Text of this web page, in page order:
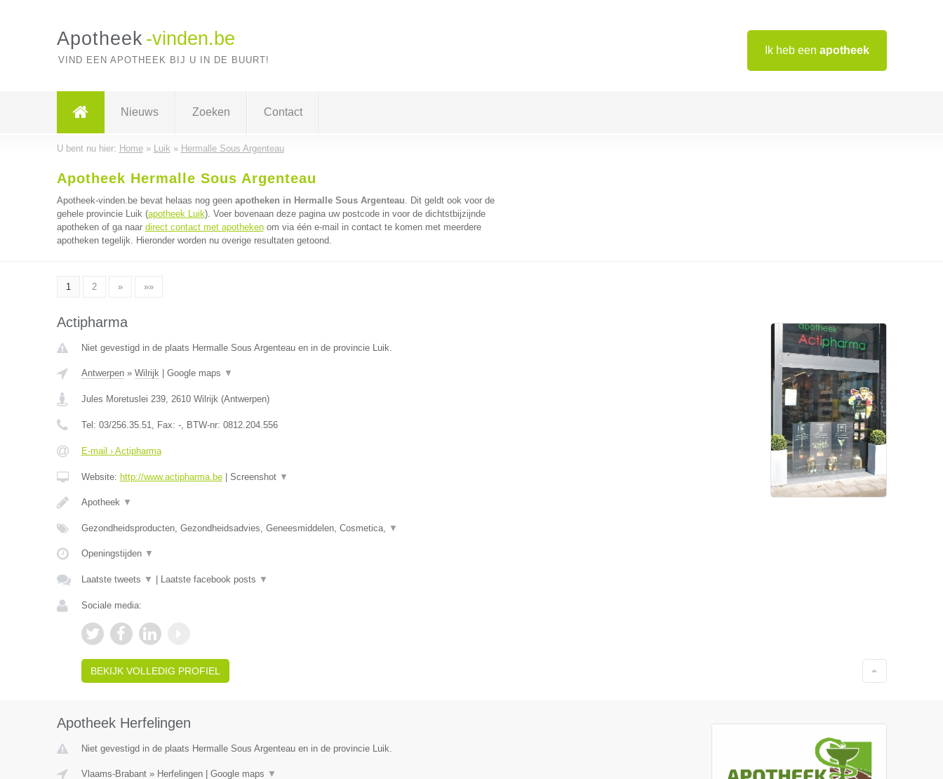
Ik heb een apotheek
Apotheek -vinden.be
VIND EEN APOTHEEK BIJ U IN DE BUURT!
Nieuws Zoeken Contact
U bent nu hier: Home» Luik » Hermalle Sous Argenteau
Apotheek Hermalle Sous Argenteau
Apotheek-vinden.be bevat helaas nog geen apotheken in Hermalle Sous Argenteau. Dit geldt ook voor de
gehele provincie Luik (apotheek Luik). Voer bovenaan deze pagina uw postcode in voor de dichtstbijzijnde
apotheken of ga naar direct contact met apothekenom via één e-mail in contact te komen met meerdere
apotheken tegelijk. Hieronder worden nu overige resultaten getoond.
1 2 » »»
Actipharma
Niet gevestigd in de plaats Hermalle Sous Argenteau en in de provincie Luik.
Antwerpen» Wilrijk| Google maps ▼
Jules Moretuslei 239, 2610 Wilrijk(Antwerpen)
Tel: 03/256.35.51, Fax: -, BTW-nr: 0812.204.556
E-mail › Actipharma
Website: http://www.actipharma.be| Screenshot ▼
Apotheek ▼
Gezondheidsproducten, Gezondheidsadvies, Geneesmiddelen, Cosmetica, ▼
Openingstijden ▼
Laatste tweets ▼ Laatste facebook posts ▼
Sociale media:
BEKIJK VOLLEDIG PROFIEL
Apotheek Herfelingen
Niet gevestigd in de plaats Hermalle Sous Argenteau en in de provincie Luik.
Vlaams-Brabant» Herfelingen| Google maps ▼